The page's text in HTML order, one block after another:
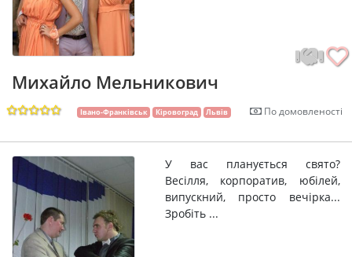
Михайло Мельникович
Івано-Франківськ Кіровоград Львів По домовленості
У вас планується свято?
Весілля, корпоратив, юбілей,
випускний, просто вечірка...
Зробіть ...